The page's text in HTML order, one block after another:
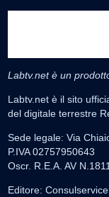
Labtv.net è un
Labtv.net è il sito
del digitale terrestre
Sede legale: Via
P.IVA 02757950643
Oscr. R.E.A. AV
Editore: Consulservice